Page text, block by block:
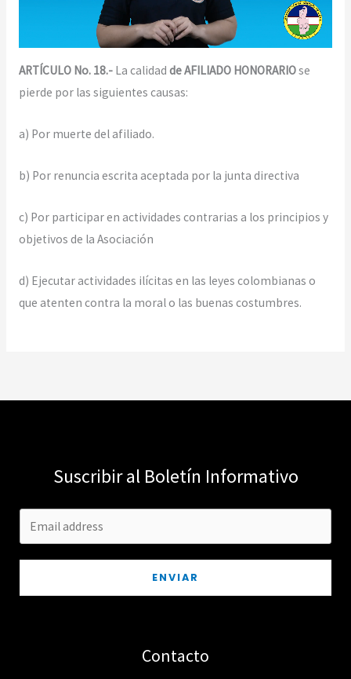
ARTÍCULO No. 18.- La calidad de AFILIADO HONORARIOse
pierde por las siguientes causas:
a) Por muerte del afiliado.
b) Por renuncia escrita aceptada por la junta directiva
c) Por participar en actividades contrarias a los principios y
objetivos de la Asociación
d) Ejecutar actividades ilícitas en las leyes colombianas o
que atenten contra la moral o las buenas costumbres.
Suscribir al Boletín Informativo
ENVIAR
Contacto